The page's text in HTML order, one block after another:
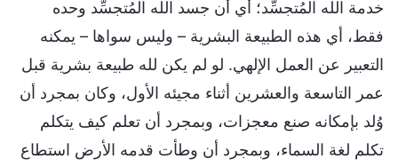
خدمة الله المُتجسِّد؛ أي أن جسد الله المُتجسِّد وحده
فقط، أي هذه الطبيعة البشرية – وليس سواها – يمكنه
التعبير عن العمل الإلهي. لو لم يكن لله طبيعة بشرية قبل
عمر التاسعة والعشرين أثناء مجيئه الأول، وكان بمجرد أن
وُلد بإمكانه صنع معجزات، وبمجرد أن تعلم كيف يتكلم
تكلم لغة السماء، وبمجرد أن وطأت قدمه الأرض استطاع